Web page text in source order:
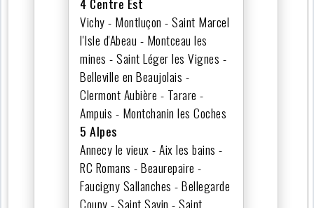
Vichy - Montluçon - Saint Marcel
l'Isle d'Abeau - Montceau les
mines - Saint Léger les Vignes -
Belleville en Beaujolais -
Clermont Aubière - Tarare -
Ampuis - Montchanin les Coches
5 Alpes
Annecy le vieux - Aix les bains -
RC Romans - Beaurepaire -
Faucigny Sallanches - Bellegarde
Coupy - Saint Savin - Saint